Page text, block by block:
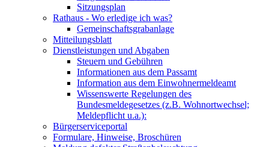
Sitzungsplan
Rathaus - Wo erledige ich was?
Gemeinschaftsgrabanlage
Mitteilungsblatt
Dienstleistungen und Abgaben
Steuern und Gebühren
Informationen aus dem Passamt
Information aus dem Einwohnermeldeamt
Wissenswerte Regelungen des
Bundesmeldegesetzes (z.B. Wohnortwechsel;
Meldepflicht u.a.):
Bürgerserviceportal
Formulare, Hinweise, Broschüren